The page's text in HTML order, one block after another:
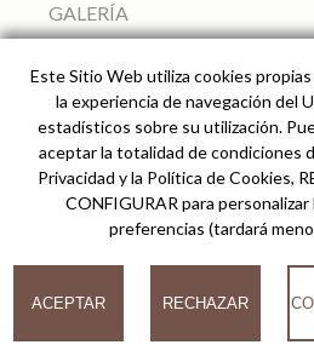
GALERÍA
SERVICIOS
ALREDEDORES
PRECIO Y RESERVAS
CÓMO LLEGAR
© 2026
Can Pere Rei Agroturismo -Desarrollado por
Este Sitio Web utiliza cookies
la experiencia de navegación del
estadísticos sobre su utilización.
aceptar la totalidad de condiciones
Privacidad y la Política de Cookies,
CONFIGURAR para
preferencias (tardará
ACEPTAR RECHAZAR
COOKIES